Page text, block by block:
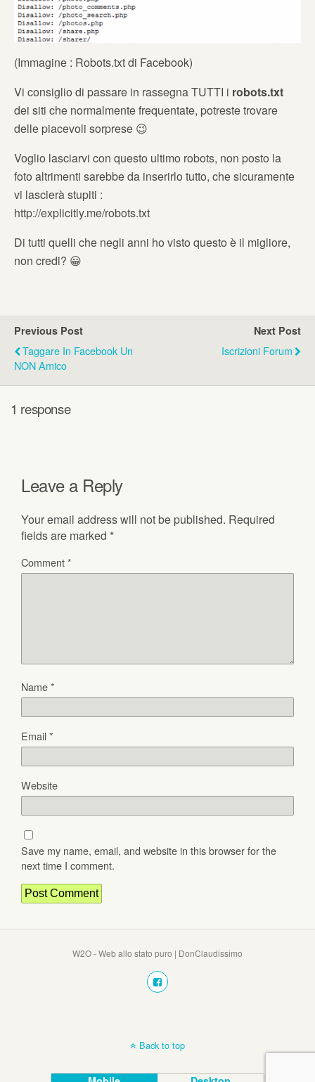
(Immagine : Robots.txt di Facebook)
Vi consiglio di passare in rassegna TUTTI i robots.txt
dei siti che normalmente frequentate, potreste trovare
delle piacevoli sorprese 😉
Voglio lasciarvi con questo ultimo robots, non posto la
foto altrimenti sarebbe da inserirlo tutto, che sicuramente
vi lascierà stupiti :
http://explicitly.me/robots.txt
Di tutti quelli che negli anni ho visto questo è il migliore,
non credi? 😀
Previous Post
Taggare In Facebook Un
NON Amico
Next Post
Iscrizioni Forum
1 response
Leave a Reply
Your email address will not be published. Required
fields are marked *
Comment*
Name*
Email*
Website
Save my name, email, and website in this browser for the
next time I comment.
W2O - Web allo stato puro | DonClaudissimo
Back to top